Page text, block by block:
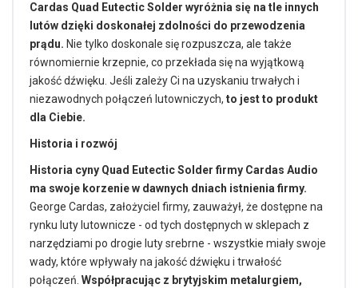
Cardas Quad Eutectic Solder wyróżnia się na tle innych
lutów dzięki doskonałej zdolności do przewodzenia
prądu. Nie tylko doskonale się rozpuszcza, ale także
równomiernie krzepnie, co przekłada się na wyjątkową
jakość dźwięku. Jeśli zależy Ci na uzyskaniu trwałych i
niezawodnych połączeń lutowniczych, to jest to produkt
dla Ciebie.
Historia i rozwój
Historia cyny Quad Eutectic Solder firmy Cardas Audio
ma swoje korzenie w dawnych dniach istnienia firmy.
George Cardas, założyciel firmy, zauważył, że dostępne na
rynku luty lutownicze - od tych dostępnych w sklepach z
narzędziami po drogie luty srebrne - wszystkie miały swoje
wady, które wpływały na jakość dźwięku i trwałość
połączeń. Współpracując z brytyjskim metalurgiem,